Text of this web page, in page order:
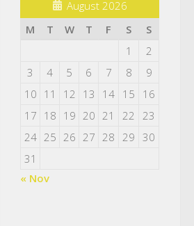
August 2026
M
T W T F S
S
1
2
3
4 5 6 7 8
9
10 11 12 13 14 15
16
17 18 19 20 21 22 23
24 25 26 27 28 29 30
31
« Nov